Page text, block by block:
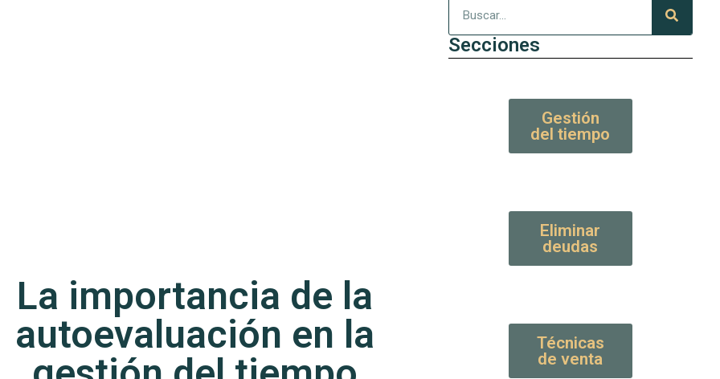
La importancia de la
autoevaluación en la
Secciones
Gestión
del tiempo
Eliminar
deudas
Técnicas
de venta